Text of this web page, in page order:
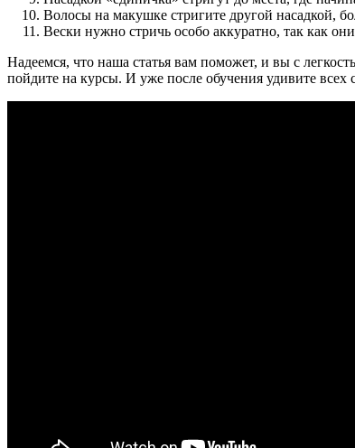
Волосы на макушке стригите другой насадкой,
Вески нужно стричь особо аккуратно, так как они
Надеемся, что наша статья вам поможет, и вы с
пойдите на курсы. И уже после обучения удивите всех